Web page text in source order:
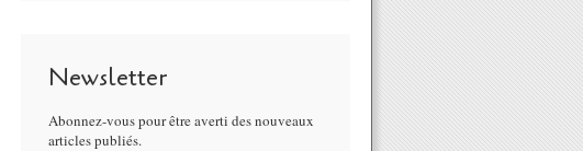
Newsletter
Abonnez-vous pour être averti des nouveaux
articles publiés.